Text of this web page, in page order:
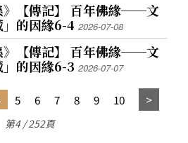
》【傳記】 百年佛緣──文
」的因緣6-42026-07-08
》【傳記】 百年佛緣──文
」的因緣6-32026-07-07
5 6 7 8 9 10
第4 / 252頁